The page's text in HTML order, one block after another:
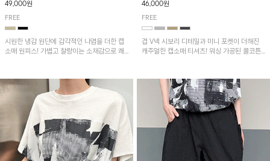
49,000원
FREE
시원한 냉감 원단에 감각적인 나염을 더한 캡
소매 원피스! 가볍고 찰랑이는 소재감으로 쾌
46,000원
FREE
겹 V넥 시보리 디테일과 미니 포켓이 더해진
캐주얼한 캡소매 티셔츠! 워싱 가공된 쿨코튼